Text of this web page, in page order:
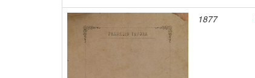
1877